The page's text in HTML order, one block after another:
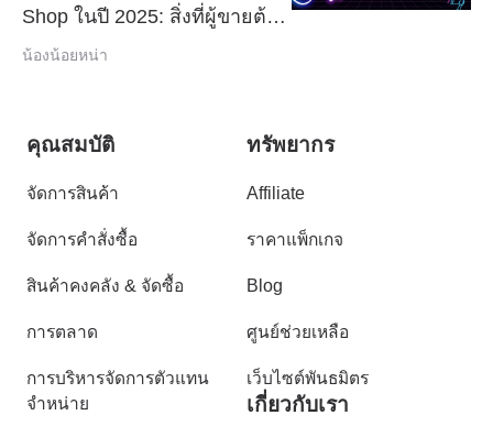
Shop ในปี 2025: สิ่งที่ผู้ขายต้อง
รู้
น้องน้อยหน่า
คุณสมบัติ
จัดการสินค้า
จัดการคำสั่งซื้อ
สินค้าคงคลัง & จัดซื้อ
การตลาด
การบริหารจัดการตัวแทน
จำหน่าย
ทรัพยากร
Affiliate
ราคาแพ็กเกจ
Blog
ศูนย์ช่วยเหลือ
เว็บไซต์พันธมิตร
เกี่ยวกับเรา